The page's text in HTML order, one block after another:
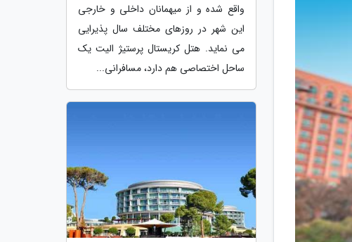
واقع شده و از میهمانان داخلی و خارجی
این شهر در روزهای مختلف سال پذیرایی
می نماید. هتل کریستال پرستیژ الیت یک
ساحل اختصاصی هم دارد، مسافرانی...